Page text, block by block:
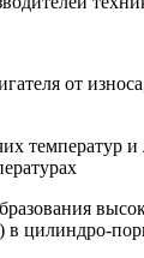
от
температур и
в цилиндро-